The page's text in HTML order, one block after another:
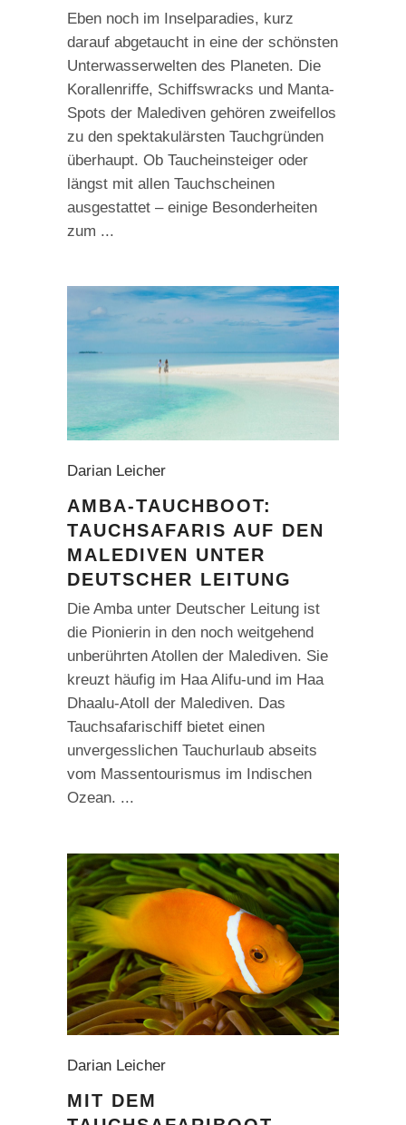
Eben noch im Inselparadies, kurz
darauf abgetaucht in eine der schönsten
Unterwasserwelten des Planeten. Die
Korallenriffe, Schiffswracks und Manta-
Spots der Malediven gehören zweifellos
zu den spektakulärsten Tauchgründen
überhaupt. Ob Taucheinsteiger oder
längst mit allen Tauchscheinen
ausgestattet – einige Besonderheiten
zum
Darian Leicher
AMBA-TAUCHBOOT:
TAUCHSAFARIS AUF DEN
MALEDIVEN UNTER
DEUTSCHER LEITUNG
Die Amba unter Deutscher Leitung ist
die Pionierin in den noch weitgehend
unbe­rührten Atollen der Malediven. Sie
kreuzt häufig im Haa Alifu-und im Haa
Dhaalu-Atoll der Malediven. Das
Tauchsafarischiff bietet einen
unvergesslichen Tauchurlaub abseits
vom Massentourismus im Indischen
Ozean.
Darian Leicher
MIT DEM